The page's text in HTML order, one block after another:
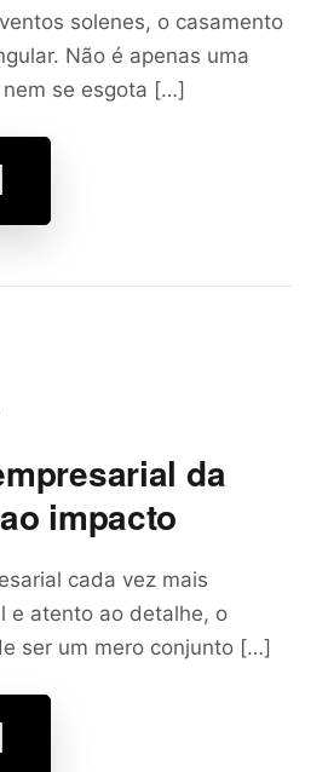
solenes, o casamento
Não é apenas uma
se esgota […]
da
impacto
cada vez mais
e atento ao detalhe, o
ser um mero conjunto […]